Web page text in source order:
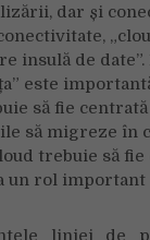
dar și
insulă de
este
să fie centrată
să migreze în
trebuie să
un rol important
liniei de